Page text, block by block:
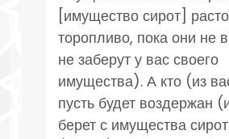
[имущество сирот]
торопливо, пока они не
не заберут у вас своего
имущества). А кто (из
пусть будет воздержан
берет с имущества